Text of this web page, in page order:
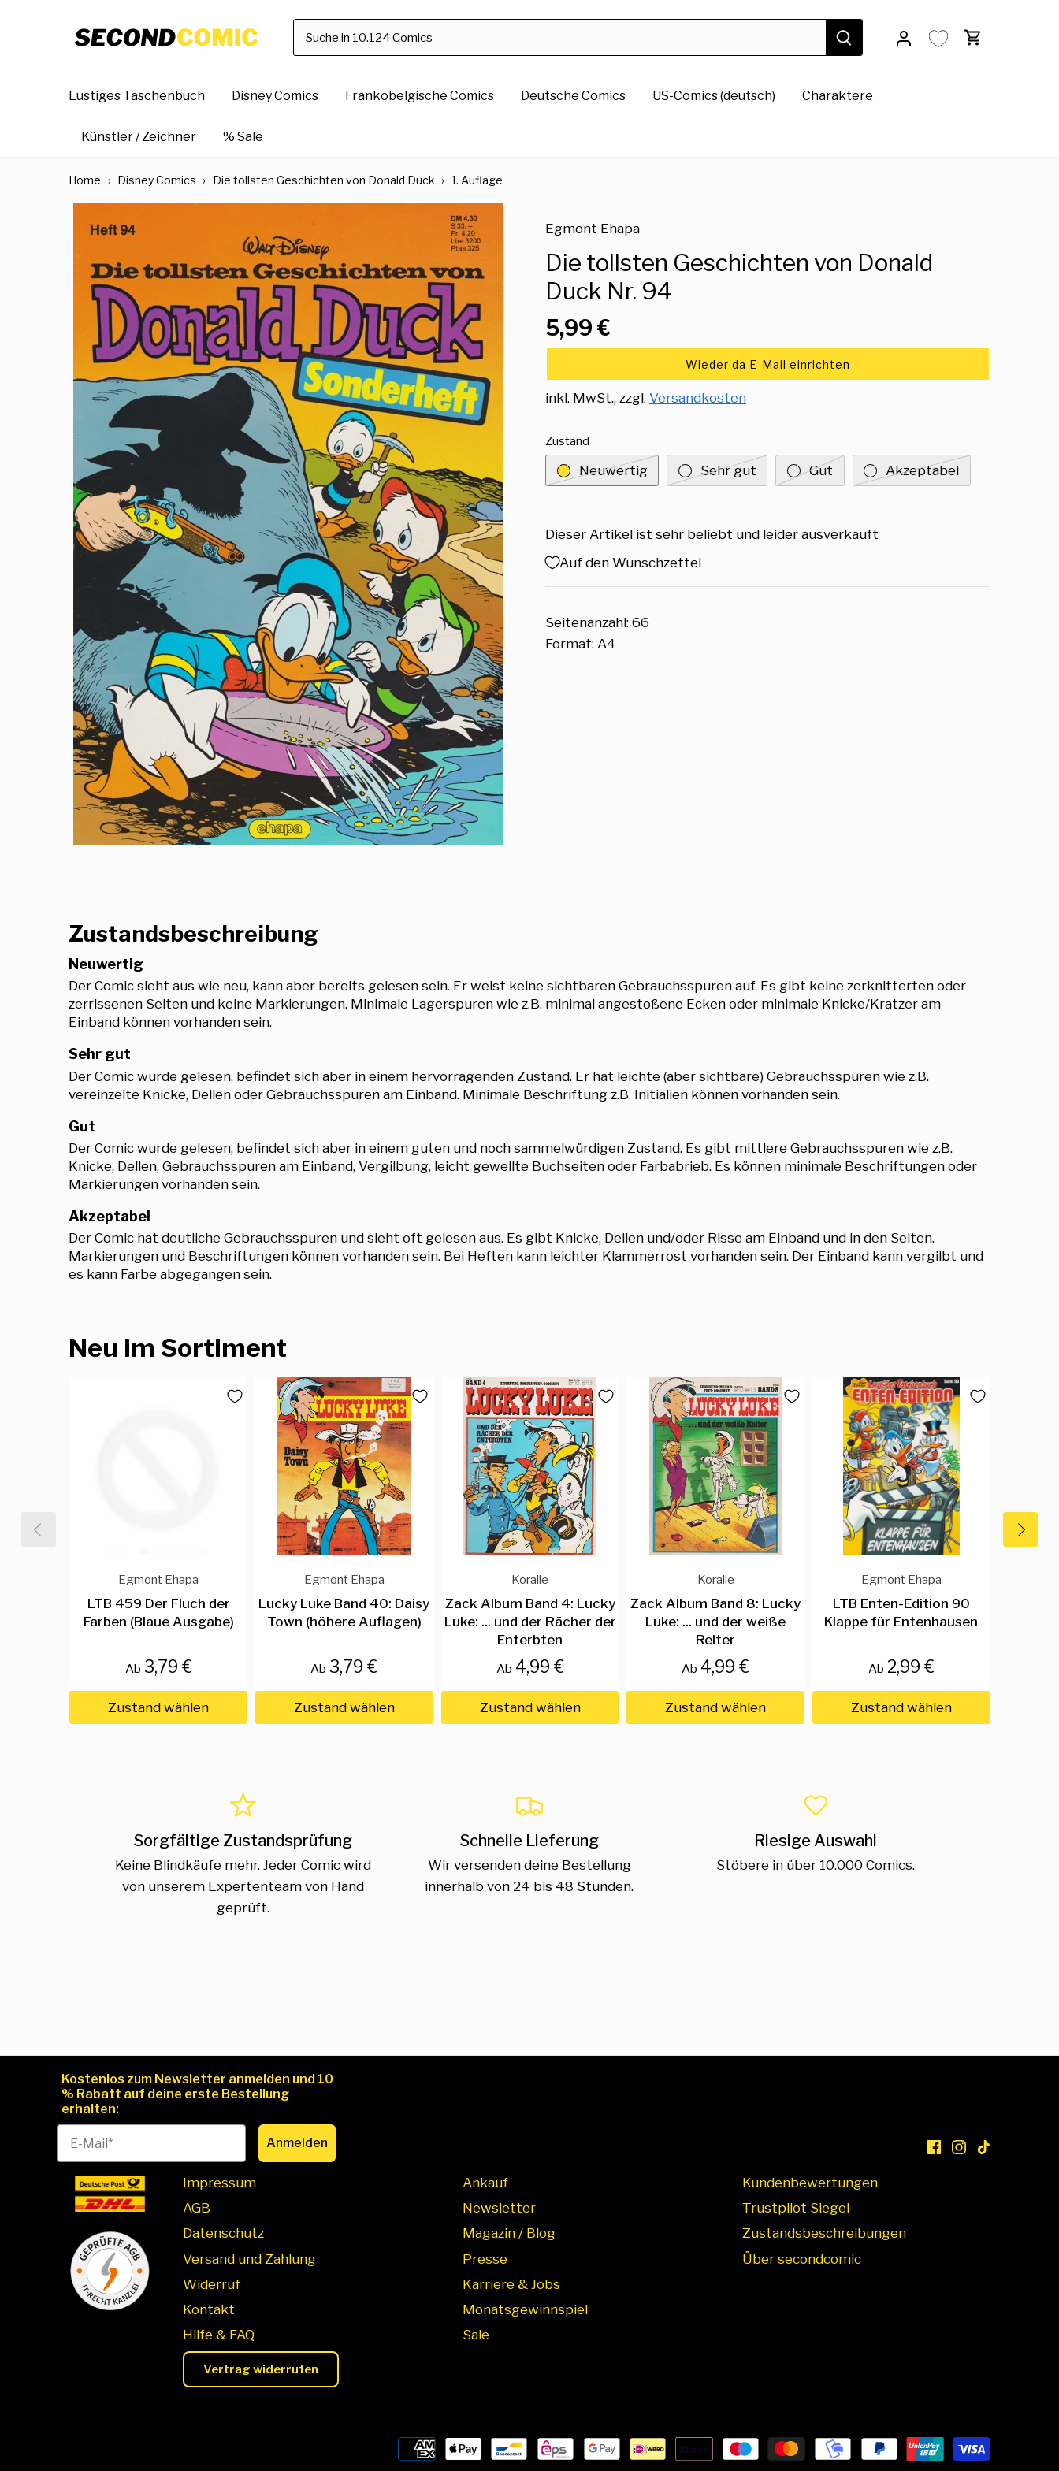
Lustiges Taschenbuch Disney Comics Frankobelgische Comics Deutsche Comics US-Comics (deutsch) Charaktere
Künstler / Zeichner % Sale
Home › Disney Comics › Die tollsten Geschichten von Donald Duck › 1. Auflage
Egmont Ehapa
Die tollsten Geschichten von Donald
Duck Nr. 94
5,99 €
Wieder da E-Mail einrichten
inkl. MwSt., zzgl. Versandkosten
Zustand
Neuwertig Sehr gut Gut Akzeptabel
Dieser Artikel ist sehr beliebt und leider ausverkauft
Auf den Wunschzettel
Seitenanzahl: 66
Format: A4
Zustandsbeschreibung
Neuwertig
Der Comic sieht aus wie neu, kann aber bereits gelesen sein. Er weist keine sichtbaren Gebrauchsspuren auf. Es gibt keine zerknitterten oder
zerrissenen Seiten und keine Markierungen. Minimale Lagerspuren wie z.B. minimal angestoßene Ecken oder minimale Knicke/Kratzer am
Einband können vorhanden sein.
Sehr gut
Der Comic wurde gelesen, befindet sich aber in einem hervorragenden Zustand. Er hat leichte (aber sichtbare) Gebrauchsspuren wie z.B.
vereinzelte Knicke, Dellen oder Gebrauchsspuren am Einband. Minimale Beschriftung z.B. Initialien können vorhanden sein.
Gut
Der Comic wurde gelesen, befindet sich aber in einem guten und noch sammelwürdigen Zustand. Es gibt mittlere Gebrauchsspuren wie z.B.
Knicke, Dellen, Gebrauchsspuren am Einband, Vergilbung, leicht gewellte Buchseiten oder Farbabrieb. Es können minimale Beschriftungen oder
Markierungen vorhanden sein.
Akzeptabel
Der Comic hat deutliche Gebrauchsspuren und sieht oft gelesen aus. Es gibt Knicke, Dellen und/oder Risse am Einband und in den Seiten.
Markierungen und Beschriftungen können vorhanden sein. Bei Heften kann leichter Klammerrost vorhanden sein. Der Einband kann vergilbt und
es kann Farbe abgegangen sein.
Neu im Sortiment
Egmont Ehapa
LTB 459 Der Fluch der
Farben (Blaue Ausgabe)
Ab 3,79 €
Zustand wählen
Egmont Ehapa
Lucky Luke Band 40: Daisy
Town (höhere Auflagen)
Ab 3,79 €
Zustand wählen
Koralle
Zack Album Band 4: Lucky
Luke: ... und der Rächer der
Enterbten
Ab 4,99 €
Zustand wählen
Koralle
Zack Album Band 8: Lucky
Luke: ... und der weiße
Reiter
Ab 4,99 €
Zustand wählen
Egmont Ehapa
LTB Enten-Edition 90
Klappe für Entenhausen
Ab 2,99 €
Zustand wählen
Sorgfältige Zustandsprüfung
Keine Blindkäufe mehr. Jeder Comic wird
von unserem Expertenteam von Hand
geprüft.
Schnelle Lieferung
Wir versenden deine Bestellung
innerhalb von 24 bis 48 Stunden.
Riesige Auswahl
Stöbere in über 10.000 Comics.
Kostenlos zum Newsletter anmelden und 10
% Rabatt auf deine erste Bestellung
erhalten:
Anmelden
Impressum
AGB
Datenschutz
Versand und Zahlung
Widerruf
Kontakt
Hilfe & FAQ
Vertrag widerrufen
Ankauf
Newsletter
Magazin / Blog
Presse
Karriere & Jobs
Monatsgewinnspiel
Sale
Kundenbewertungen
Trustpilot Siegel
Zustandsbeschreibungen
Über secondcomic